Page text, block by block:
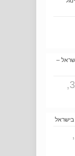
–
דצמבר 30,
בישראל
דצמבר 8,